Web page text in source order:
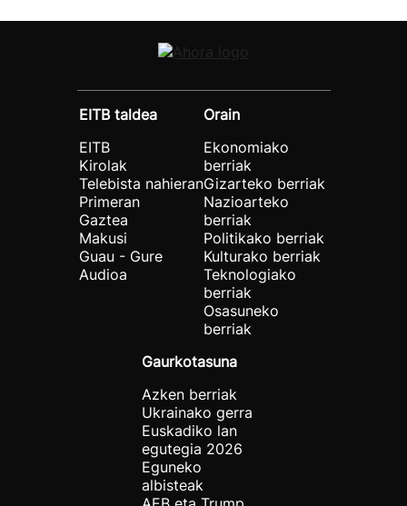
EITB taldea
EITB
Kirolak
Telebista nahieran
Primeran
Gaztea
Makusi
Guau - Gure
Audioa
Orain
Ekonomiako
berriak
Gizarteko berriak
Nazioarteko
berriak
Politikako berriak
Kulturako berriak
Teknologiako
berriak
Osasuneko
berriak
Gaurkotasuna
Azken berriak
Ukrainako gerra
Euskadiko lan
egutegia 2026
Eguneko
albisteak